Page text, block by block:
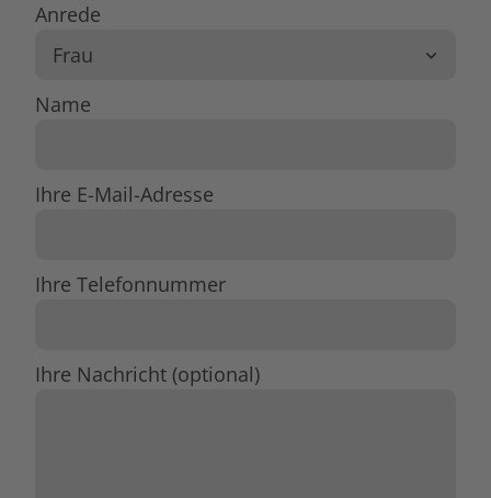
Anrede
Name
Ihre E-Mail-Adresse
Ihre Telefonnummer
Ihre Nachricht (optional)